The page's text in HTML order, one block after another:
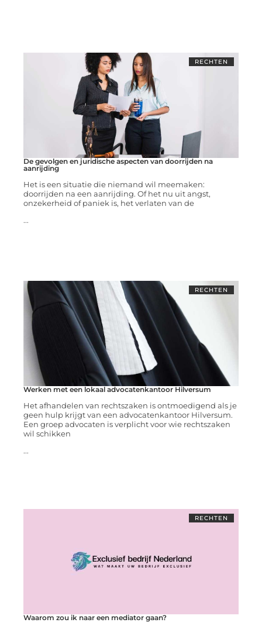
RECHTEN
De gevolgen en juridische aspecten van doorrijden na
aanrijding
Het is een situatie die niemand wil meemaken:
doorrijden na een aanrijding. Of het nu uit angst,
onzekerheid of paniek is, het verlaten van de
...
RECHTEN
Werken met een lokaal advocatenkantoor Hilversum
Het afhandelen van rechtszaken is ontmoedigend als je
geen hulp krijgt van een advocatenkantoor Hilversum.
Een groep advocaten is verplicht voor wie rechtszaken
wil schikken
...
RECHTEN
Waarom zou ik naar een mediator gaan?